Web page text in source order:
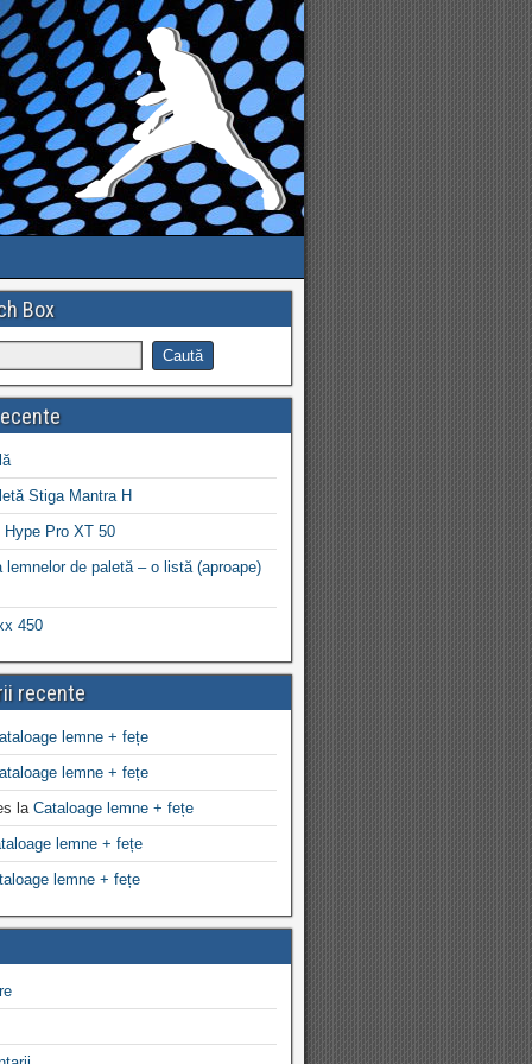
Box
Stiga Mantra H
Hype Pro XT 50
lemnelor de paletă – o listă (aproape)
450
recente
lemne + fețe
lemne + fețe
la Cataloage lemne + fețe
lemne + fețe
lemne + fețe